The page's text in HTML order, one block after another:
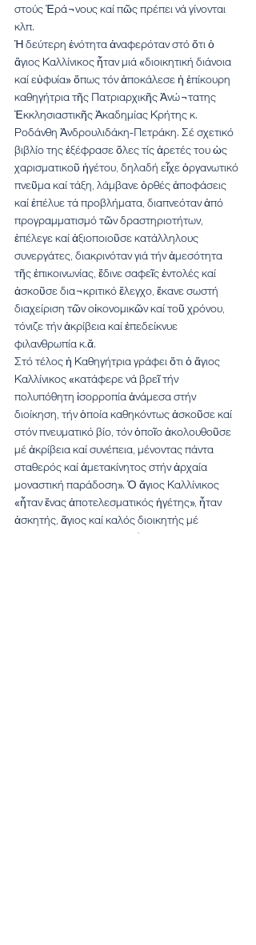
στούς Ἐρά¬νους καί πῶς πρέπει νά γίνονται
κλπ.
Ἡ δεύτερη ἑνότητα ἀναφερόταν στό ὅτι ὁ
ἅγιος Καλλίνικος ἦταν μιά «διοικητική διάνοια
καί εὐφυία» ὅπως τόν ἀποκάλεσε ἡ ἐπίκουρη
καθηγήτρια τῆς Πατριαρχικῆς Ἀνώ¬τατης
Ἐκκλησιαστικῆς Ἀκαδημίας Κρήτης κ.
Ροδάνθη Ἀνδρουλιδάκη-Πετράκη. Σέ σχετικό
βιβλίο της ἐξέφρασε ὅλες τίς ἀρετές του ὡς
χαρισματικοῦ ἡγέτου, δηλαδή εἶχε ὁργανωτικό
πνεῦμα καί τάξη, λάμβανε ὀρθές ἀποφάσεις
καί ἐπέλυε τά προβλήματα, διαπνεόταν ἀπό
προγραμματισμό τῶν δραστηριοτήτων,
ἐπέλεγε καί ἀξιοποιοῦσε κατάλληλους
συνεργάτες, διακρινόταν γιά τήν ἀμεσότητα
τῆς ἐπικοινωνίας, ἔδινε σαφεῖς ἐντολές καί
ἀσκοῦσε δια¬κριτικό ἔλεγχο, ἔκανε σωστή
διαχείριση τῶν οἰκονομικῶν καί τοῦ χρόνου,
τόνιζε τήν ἀκρίβεια καί ἐπεδείκνυε
φιλανθρωπία κ.ἄ.
Στό τέλος ἡ Καθηγήτρια γράφει ὅτι ὁ ἅγιος
Καλλίνικος «κατάφερε νά βρεῖ τήν
πολυπόθητη ἰσορροπία ἀνάμεσα στήν
διοίκηση, τήν ὁποία καθηκόντως ἀσκοῦσε καί
στόν πνευματικό βίο, τόν ὁποῖο ἀκολουθοῦσε
μέ ἀκρίβεια καί συνέπεια, μένοντας πάντα
σταθερός καί ἀμετακίνητος στήν ἀρχαία
μοναστική παράδοση». Ὁ ἄγιος Καλλίνικος
«ἦταν ἕνας ἀποτελεσματικός ἡγέτης», ἦταν
ἀσκητής, ἅγιος καί καλός διοικητής μέ
ἰδιαίτερη διοικητική εὐφυΐα.